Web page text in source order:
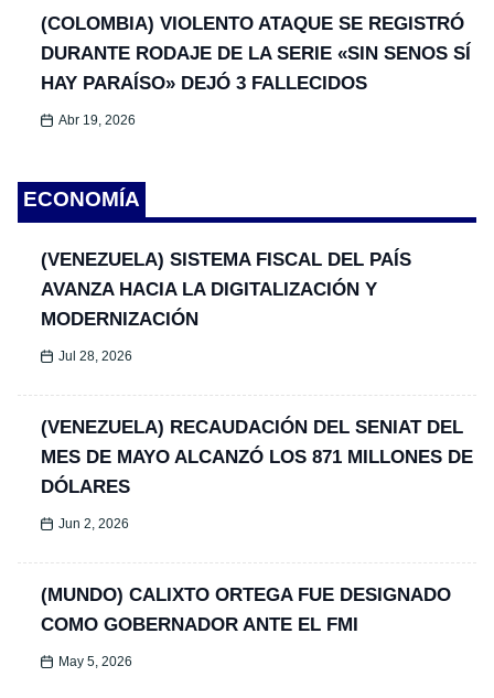
(COLOMBIA) VIOLENTO ATAQUE SE REGISTRÓ
DURANTE RODAJE DE LA SERIE «SIN SENOS SÍ
HAY PARAÍSO» DEJÓ 3 FALLECIDOS
Abr 19, 2026
ECONOMÍA
(VENEZUELA) SISTEMA FISCAL DEL PAÍS
AVANZA HACIA LA DIGITALIZACIÓN Y
MODERNIZACIÓN
Jul 28, 2026
(VENEZUELA) RECAUDACIÓN DEL SENIAT DEL
MES DE MAYO ALCANZÓ LOS 871 MILLONES DE
DÓLARES
Jun 2, 2026
(MUNDO) CALIXTO ORTEGA FUE DESIGNADO
COMO GOBERNADOR ANTE EL FMI
May 5, 2026